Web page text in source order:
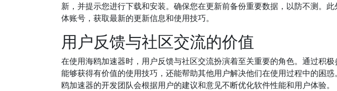
新，并提示您进行下载和安装。确保您在更新前备份重要数据，以防不测。
体账号，获取最新的更新信息和使用技巧。
用户反馈与社区交流的价值
在使用海鸥加速器时，用户反馈与社区交流扮演着至关重要的角色。通过积
能够获得有价值的使用技巧，还能帮助其他用户解决他们在使用过程中的困
鸥加速器的开发团队会根据用户的建议和意见不断优化软件性能和用户体验。